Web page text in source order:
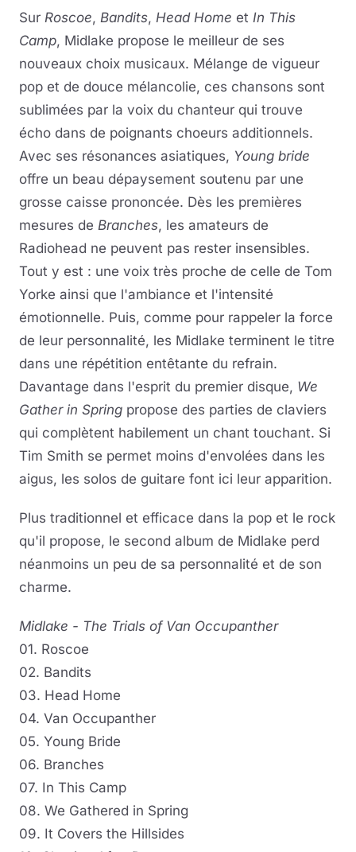
Sur Roscoe, Bandits, Head Home et In This
Camp, Midlake propose le meilleur de ses
nouveaux choix musicaux. Mélange de vigueur
pop et de douce mélancolie, ces chansons sont
sublimées par la voix du chanteur qui trouve
écho dans de poignants choeurs additionnels.
Avec ses résonances asiatiques, Young bride
offre un beau dépaysement soutenu par une
grosse caisse prononcée. Dès les premières
mesures de Branches, les amateurs de
Radiohead ne peuvent pas rester insensibles.
Tout y est : une voix très proche de celle de Tom
Yorke ainsi que l'ambiance et l'intensité
émotionnelle. Puis, comme pour rappeler la force
de leur personnalité, les Midlake terminent le titre
dans une répétition entêtante du refrain.
Davantage dans l'esprit du premier disque, We
Gather in Spring propose des parties de claviers
qui complètent habilement un chant touchant. Si
Tim Smith se permet moins d'envolées dans les
aigus, les solos de guitare font ici leur apparition.
Plus traditionnel et efficace dans la pop et le rock
qu'il propose, le second album de Midlake perd
néanmoins un peu de sa personnalité et de son
charme.
Midlake - The Trials of Van Occupanther
01. Roscoe
02. Bandits
03. Head Home
04. Van Occupanther
05. Young Bride
06. Branches
07. In This Camp
08. We Gathered in Spring
09. It Covers the Hillsides